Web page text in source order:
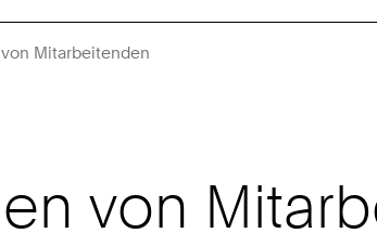
Mitarbeitenden
von